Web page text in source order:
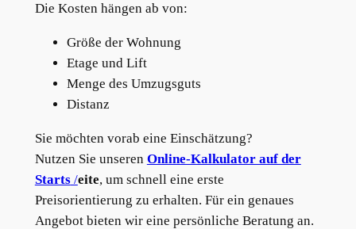
Die Kosten hängen ab von:
Größe der Wohnung
Etage und Lift
Menge des Umzugsguts
Distanz
Sie möchten vorab eine Einschätzung?
Nutzen Sie unseren Online-Kalkulator auf der
Starts/eite, um schnell eine erste
Preisorientierung zu erhalten. Für ein genaues
Angebot bieten wir eine persönliche Beratung an.